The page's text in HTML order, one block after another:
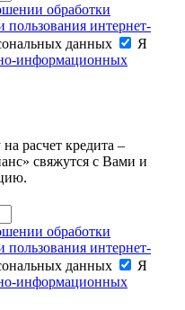
обработки
пользования интернет-
данных
Я
информационных
расчет кредита –
свяжутся с Вами и
обработки
пользования интернет-
данных
Я
информационных